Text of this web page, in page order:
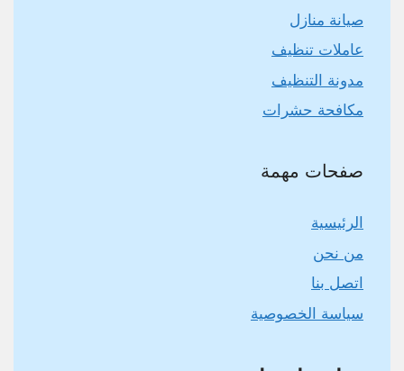
صيانة منازل
عاملات تنظيف
مدونة التنظيف
مكافحة حشرات
صفحات مهمة
الرئيسية
من نحن
اتصل بنا
سياسة الخصوصية